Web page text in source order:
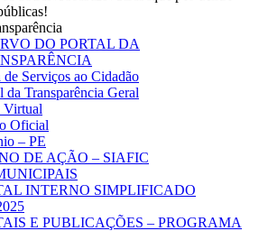
DO PORTAL DA
de Serviços ao Cidadão
da Transparência Geral
Oficial
– PE
DE AÇÃO – SIAFIC
INTERNO SIMPLIFICADO
E PUBLICAÇÕES – PROGRAMA